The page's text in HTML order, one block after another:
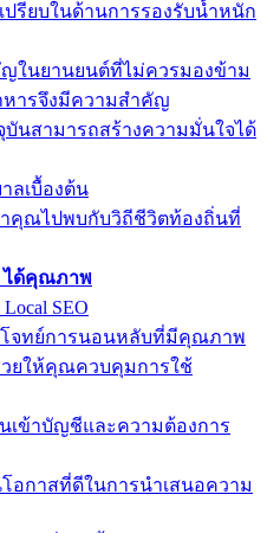
รียบในด้านการรองรับน้ำหนัก
ในยานยนต์ที่ไม่ควรมองข้าม
หารจึงมีความสำคัญ
บันสามารถสร้างความมั่นใจได้
ลเบื้องต้น
าคุณไปพบกับวิถีชีวิตท้องถิ่นที่
ได้คุณภาพ
SEO
โจทย์การนอนหลับที่มีคุณภาพ
ยให้คุณควบคุมการใช้
เข้าบัญชีและความต้องการ
อกาสที่ดีในการนำเสนอความ